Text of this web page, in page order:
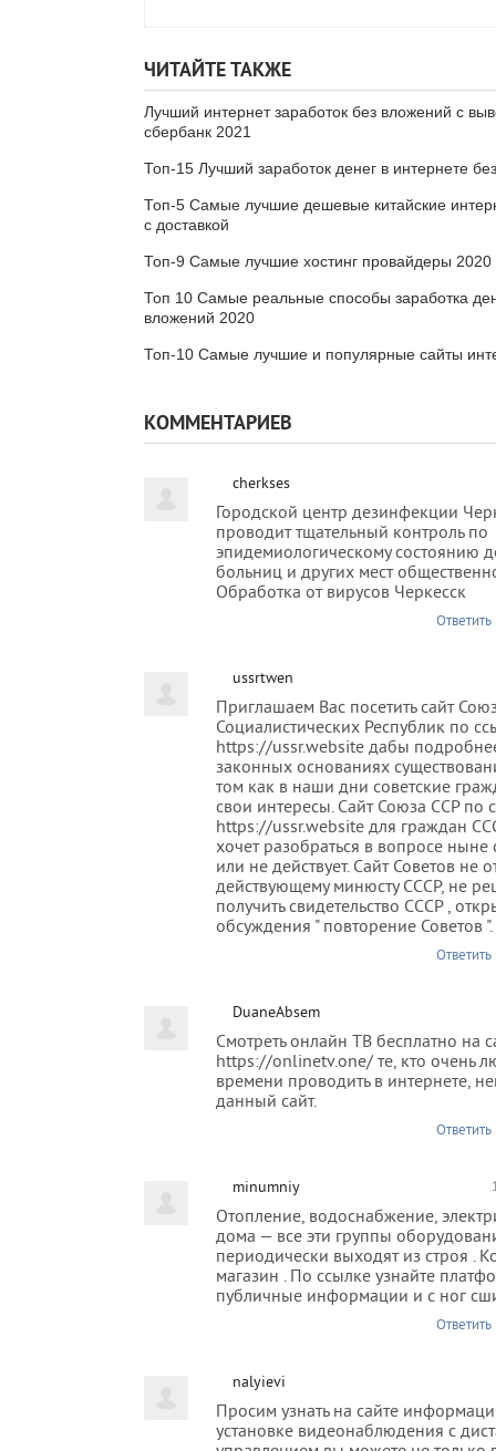
ЧИТАЙТЕ ТАКЖЕ
Лучший интернет заработок без вложений с
сбербанк 2021
Топ-15 Лучший заработок денег в интернете
Топ-5 Самые лучшие дешевые китайские
с доставкой
Топ-9 Самые лучшие хостинг провайдеры 2020
Топ 10 Самые реальные способы заработка
вложений 2020
Топ-10 Самые лучшие и популярные сайты
КОММЕНТАРИЕВ
cherkses
Городской центр дезинфекции
проводит тщательный контроль по
эпидемиологическому состоянию
больниц и других мест
Обработка от вирусов Черкесск
Ответить
ussrtwen
Приглашаем Вас посетить сайт
Социалистических Республик по
https://ussr.website дабы
законных основаниях
том как в наши дни советские
свои интересы. Сайт Союза ССР по
https://ussr.website для граждан
хочет разобраться в вопросе ныне
или не действует. Сайт Советов не
действующему минюсту СССР, не
получить свидетельство СССР ,
обсуждения " повторение Советов ".
Ответить
DuaneAbsem
Смотреть онлайн ТВ бесплатно на
https://onlinetv.one/ те, кто очень
времени проводить в интернете,
данный сайт.
Ответить
minumniy
Отопление, водоснабжение,
дома — все эти группы
периодически выходят из строя .
магазин . По ссылке узнайте
публичные информации и с ног
Ответить
nalyievi
Просим узнать на сайте
установке видеонаблюдения с